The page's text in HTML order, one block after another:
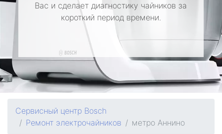
Вас и сделает диагностику чайников за
короткий период времени.
Сервисный центр Bosch
Ремонт электрочайников
метро Аннино